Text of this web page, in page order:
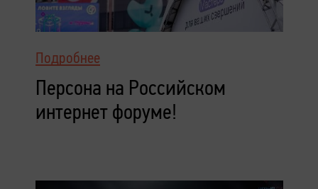
Подробнее
Персона на Российском
интернет форуме!